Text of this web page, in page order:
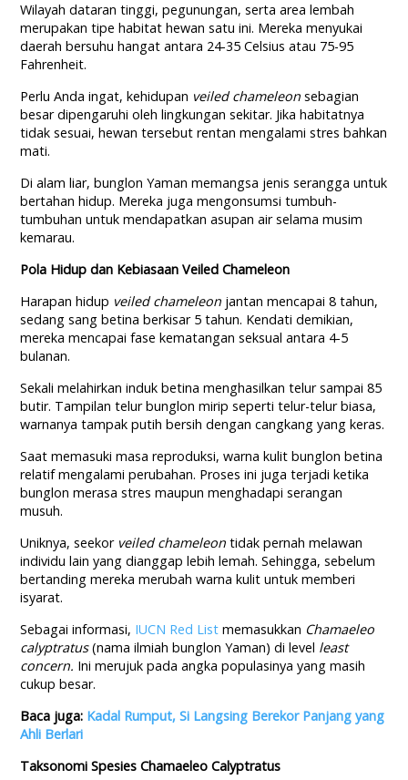
Wilayah dataran tinggi, pegunungan, serta area lembah
merupakan tipe habitat hewan satu ini. Mereka menyukai
daerah bersuhu hangat antara 24-35 Celsius atau 75-95
Fahrenheit.
Perlu Anda ingat, kehidupan veiled chameleonsebagian
besar dipengaruhi oleh lingkungan sekitar. Jika habitatnya
tidak sesuai, hewan tersebut rentan mengalami stres bahkan
mati.
Di alam liar, bunglon Yaman memangsa jenis serangga untuk
bertahan hidup. Mereka juga mengonsumsi tumbuh-
tumbuhan untuk mendapatkan asupan air selama musim
kemarau.
Pola Hidup dan Kebiasaan Veiled Chameleon
Harapan hidup veiled chameleon jantan mencapai 8 tahun,
sedang sang betina berkisar 5 tahun. Kendati demikian,
mereka mencapai fase kematangan seksual antara 4-5
bulanan.
Sekali melahirkan induk betina menghasilkan telur sampai 85
butir. Tampilan telur bunglon mirip seperti telur-telur biasa,
warnanya tampak putih bersih dengan cangkang yang keras.
Saat memasuki masa reproduksi, warna kulit bunglon betina
relatif mengalami perubahan. Proses ini juga terjadi ketika
bunglon merasa stres maupun menghadapi serangan
musuh.
Uniknya, seekor veiled chameleontidak pernah melawan
individu lain yang dianggap lebih lemah. Sehingga, sebelum
bertanding mereka merubah warna kulit untuk memberi
isyarat.
Sebagai informasi, IUCN Red List memasukkan Chamaeleo
calyptratus(nama ilmiah bunglon Yaman) di level least
concern. Ini merujuk pada angka populasinya yang masih
cukup besar.
Baca juga: Kadal Rumput, Si Langsing Berekor Panjang yang
Ahli Berlari
Taksonomi Spesies Chamaeleo Calyptratus